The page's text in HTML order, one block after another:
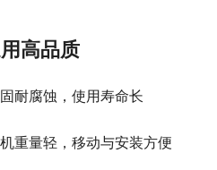
高品质
耐腐蚀，使用寿命长
重量轻，移动与安装方便